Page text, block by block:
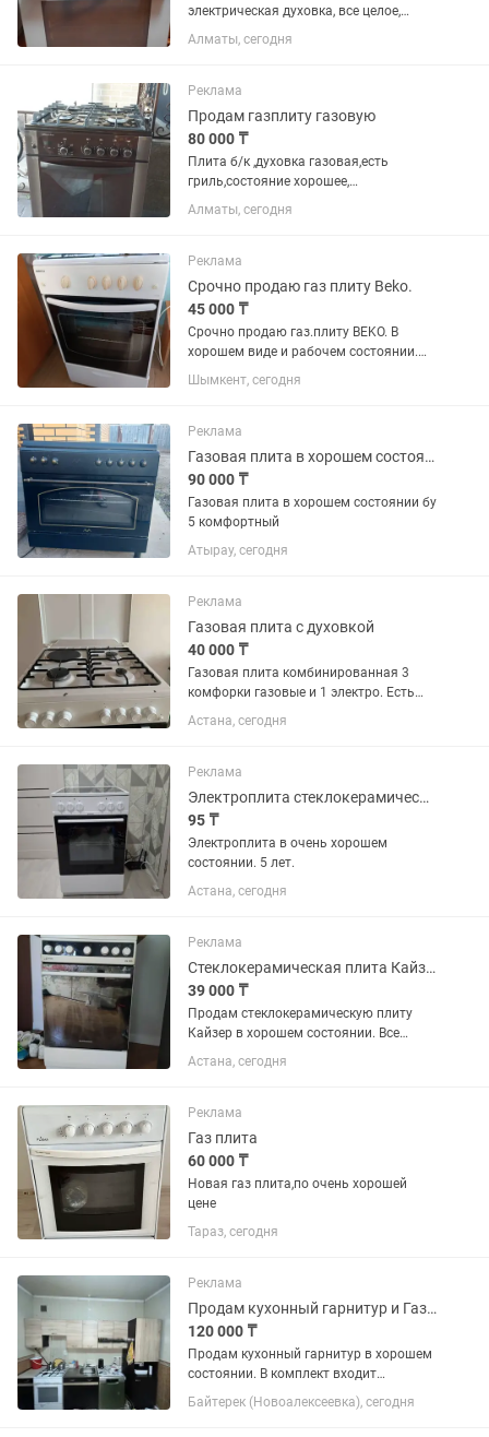
электрическая духовка, все целое,
хорошо работает. Цвет белый, духовка
белосерый.
Алматы, сегодня
Реклама
Продам газплиту газовую
80 000 ₸
Плита б/к ,духовка газовая,есть
гриль,состояние хорошее,
пользовались недолго,так как сменили
на встроенную
Алматы, сегодня
Реклама
Срочно продаю газ плиту Beko.
45 000 ₸
Срочно продаю газ.плиту BEKO. В
хорошем виде и рабочем состоянии.
Работает как от газа, так и от
электричества.
Шымкент, сегодня
Реклама
Газовая плита в хорошем состоянии бу
90 000 ₸
Газовая плита в хорошем состоянии бу
5 комфортный
Атырау, сегодня
Реклама
Газовая плита с духовкой
40 000 ₸
Газовая плита комбинированная 3
комфорки газовые и 1 электро. Есть
духовка- электро. Рабочая, в хорошем
состоянии.
Астана, сегодня
Реклама
Электроплита стеклокерамическая варочная поверхность
95 ₸
Электроплита в очень хорошем
состоянии. 5 лет.
Астана, сегодня
Реклама
Стеклокерамическая плита Кайзер
39 000 ₸
Продам стеклокерамическую плиту
Кайзер в хорошем состоянии. Все
конфорки и духовка работают.
Самовывоз.
Астана, сегодня
Реклама
Газ плита
60 000 ₸
Новая газ плита,по очень хорошей
цене
Тараз, сегодня
Реклама
Продам кухонный гарнитур и Газовую плиту
120 000 ₸
Продам кухонный гарнитур в хорошем
состоянии. В комплект входит
дополнительный двухдверный шкаф,
установленный вместо посудомоечной
Байтерек (Новоалексеевка), сегодня